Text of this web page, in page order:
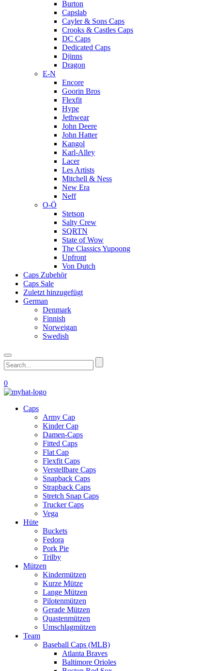
Burton
Capslab
Cayler & Sons Caps
Crooks & Castles Caps
DC Caps
Dedicated Caps
Djinns
Dragon
E-N
Encore
Goorin Bros
Flexfit
Hype
Jethwear
John Deere
John Hatter
Kangol
Karl-Alley
Lacer
Les Artists
Mitchell & Ness
New Era
Neff
O-Ö
Stetson
Salty Crew
SQRTN
State of Wow
The Classics Yupoong
Upfront
Von Dutch
Caps Zubehör
Caps Sale
Zuletzt hinzugefügt
German
Denmark
Finnish
Norweigan
Swedish
0
Caps
Army Cap
Kinder Cap
Damen-Caps
Fitted Caps
Flat Cap
Flexfit Caps
Verstellbare Caps
Snapback Caps
Strapback Caps
Stretch Snap Caps
Trucker Caps
Vega
Hüte
Buckets
Fedora
Pork Pie
Trilby
Mützen
Kindermützen
Kurze Mütze
Lange Mützen
Pilotenmützen
Gerade Mützen
Quastenmützen
Umschlagmützen
Team
Baseball Caps (MLB)
Atlanta Braves
Baltimore Orioles